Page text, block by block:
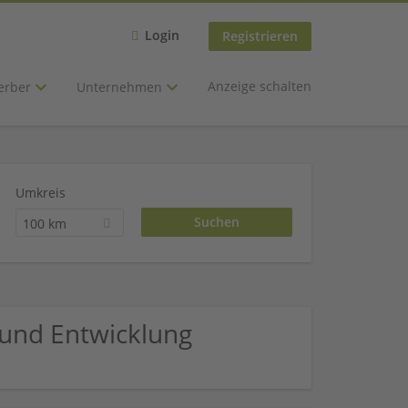
Login Registrieren
Unternehmen Anzeige schalten
Umkreis
100 km
Entwicklung